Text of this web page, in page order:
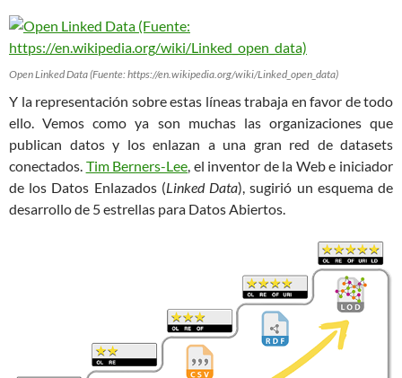
Open Linked Data (Fuente: https://en.wikipedia.org/wiki/Linked_open_data)
Y la representación sobre estas líneas trabaja en favor de todo
ello. Vemos como ya son muchas las organizaciones que
publican datos y los enlazan a una gran red de datasets
conectados. Tim Berners-Lee, el inventor de la Web e iniciador
de los Datos Enlazados (Linked Data), sugirió un esquema de
desarrollo de 5 estrellas para Datos Abiertos.